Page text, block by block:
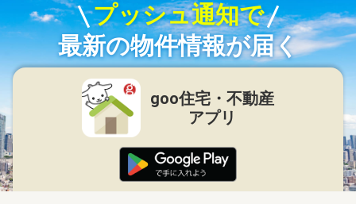
プッシュ通知で
最新の物件情報が届く
goo住宅・不動産
アプリ